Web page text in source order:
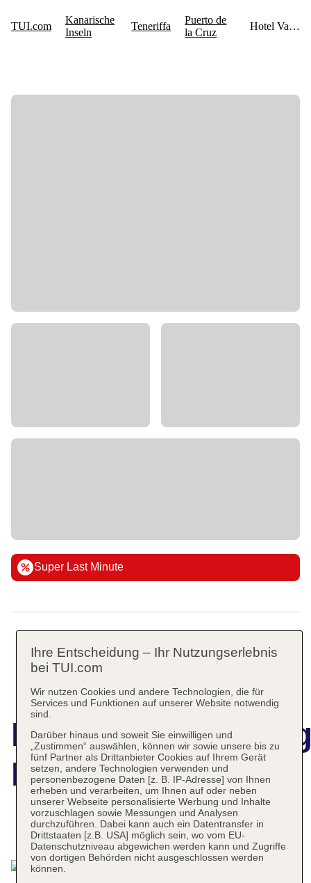
Super Last Minute
Hotel Valle Mar
Das bietet Ihre Unterkunft
Ihre Entscheidung – Ihr Nutzungserlebnis
bei TUI.com
Wir nutzen Cookies und andere Technologien, die für
Services und Funktionen auf unserer Website notwendig
sind.
Darüber hinaus und soweit Sie einwilligen und
„Zustimmen“ auswählen, können wir sowie unsere bis zu
fünf Partner als Drittanbieter Cookies auf Ihrem Gerät
setzen, andere Technologien verwenden und
personenbezogene Daten [z. B. IP-Adresse] von Ihnen
erheben und verarbeiten, um Ihnen auf oder neben
unserer Webseite personalisierte Werbung und Inhalte
vorzuschlagen sowie Messungen und Analysen
durchzuführen. Dabei kann auch ein Datentransfer in
Drittstaaten [z.B. USA] möglich sein, wo vom EU-
Datenschutzniveau abgewichen werden kann und Zugriffe
von dortigen Behörden nicht ausgeschlossen werden
können.